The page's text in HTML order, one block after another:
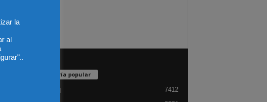
Categoría popular
7412
la
al